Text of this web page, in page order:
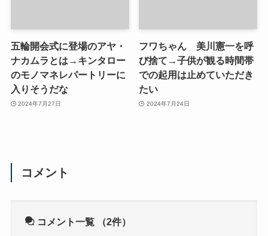
五輪開会式に登場のアヤ・
ナカムラとは→キンタロー
のモノマネレパートリーに
入りそうだな
2024年7月27日
フワちゃん 美川憲一を呼
び捨て→子供が観る時間帯
での起用は止めていただき
たい
2024年7月24日
コメント
コメント一覧 （2件）